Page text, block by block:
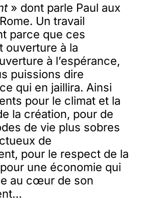
» dont parle Paul aux
Un travail
parce que ces
ouverture à la
à l’espérance,
puissions dire
qui en jaillira. Ainsi
pour le climat et la
la création, pour de
de vie plus sobres
de
pour le respect de la
une économie qui
au cœur de son